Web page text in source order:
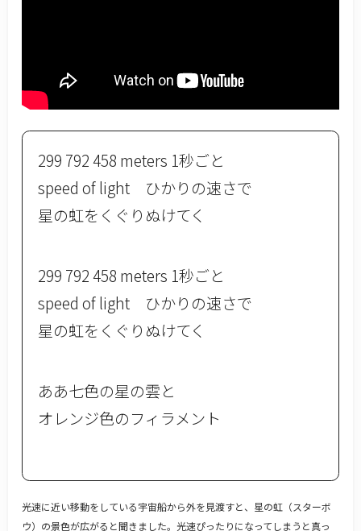
299 792 458 meters 1秒ごと
speed of light ひかりの速さで
星の虹をくぐりぬけてく
299 792 458 meters 1秒ごと
speed of light ひかりの速さで
星の虹をくぐりぬけてく
ああ七色の星の雲と
オレンジ色のフィラメント
光速に近い移動をしている宇宙船から外を見渡すと、星の虹（スターボ
ウ）の景色が広がると聞きました。光速ぴったりになってしまうと真っ